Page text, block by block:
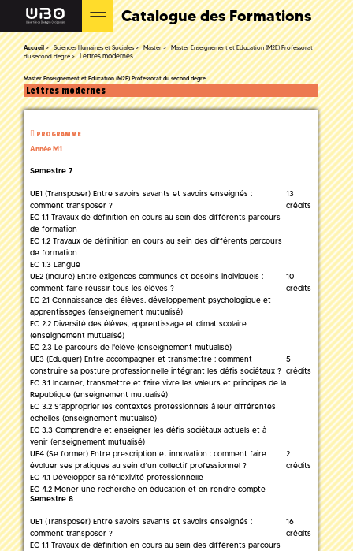
Catalogue des Formations
Accueil Sciences Humaines et Sociales Master
Master Enseignement et Education (M2E) Professorat
du second degré
Lettres modernes
Master Enseignement et Education (M2E) Professorat du second degré
Lettres modernes
PROGRAMME
Année M1
Semestre 7
UE1 (Transposer) Entre savoirs savants et savoirs enseignés :
comment transposer ?
13
crédits
EC 1.1 Travaux de définition en cours au sein des différents parcours
de formation
EC 1.2 Travaux de définition en cours au sein des différents parcours
de formation
EC 1.3 Langue
UE2 (Inclure) Entre exigences communes et besoins individuels :
comment faire réussir tous les élèves ?
10
crédits
EC 2.1 Connaissance des élèves, développement psychologique et
apprentissages (enseignement mutualisé)
EC 2.2 Diversité des élèves, apprentissage et climat scolaire
(enseignement mutualisé)
EC 2.3 Le parcours de l'élève (enseignement mutualisé)
UE3 (Eduquer) Entre accompagner et transmettre : comment
construire sa posture professionnelle intégrant les défis sociétaux ?
5
crédits
EC 3.1 Incarner, transmettre et faire vivre les valeurs et principes de la
Republique (enseignement mutualisé)
EC 3.2 S’approprier les contextes professionnels à leur différentes
échelles (enseignement mutualisé)
EC 3.3 Comprendre et enseigner les défis sociétaux actuels et à
venir (enseignement mutualisé)
UE4 (Se former) Entre prescription et innovation : comment faire
évoluer ses pratiques au sein d’un collectif professionnel ?
2
crédits
EC 4.1 Développer sa réflexivité professionnelle
EC 4.2 Mener une recherche en éducation et en rendre compte
Semestre 8
UE1 (Transposer) Entre savoirs savants et savoirs enseignés :
comment transposer ?
16
crédits
EC 1.1 Travaux de définition en cours au sein des différents parcours